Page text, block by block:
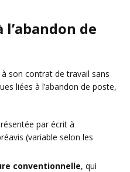
de
son contrat de travail sans
liées à l’abandon de poste,
par écrit à
(variable selon les
conventionnelle, qui